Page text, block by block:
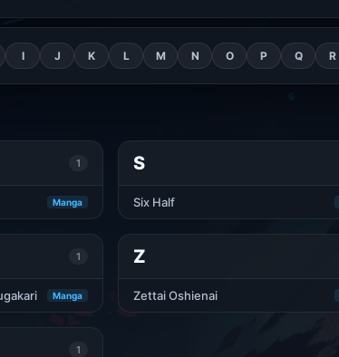
I J K L M N O P Q R
1
Manga
1
Manga
1
S
Six Half
Z
Zettai Oshienai